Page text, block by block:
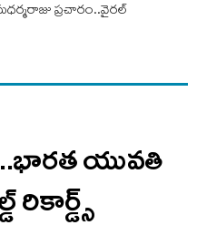
ప్రచారం..వైరల్
యువతి
రికార్డ్స్